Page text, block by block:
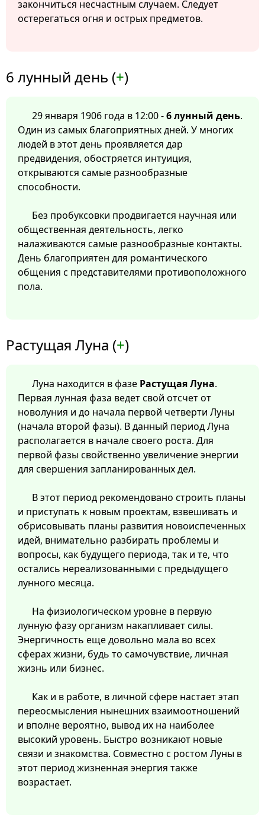
закончиться несчастным случаем. Следует
остерегаться огня и острых предметов.
6 лунный день (+)
29 января 1906 года в 12:00 -6 лунный день.
Один из самых благоприятных дней. У многих
людей в этот день проявляется дар
предвидения, обостряется интуиция,
открываются самые разнообразные
способности.
Без пробуксовки продвигается научная или
общественная деятельность, легко
налаживаются самые разнообразные контакты.
День благоприятен для романтического
общения с представителями противоположного
пола.
Растущая Луна (+)
Луна находится в фазе Растущая Луна.
Первая лунная фаза ведет свой отсчет от
новолуния и до начала первой четверти Луны
(начала второй фазы). В данный период Луна
располагается в начале своего роста. Для
первой фазы свойственно увеличение энергии
для свершения запланированных дел.
В этот период рекомендовано строить планы
и приступать к новым проектам, взвешивать и
обрисовывать планы развития новоиспеченных
идей, внимательно разбирать проблемы и
вопросы, как будущего периода, так и те, что
остались нереализованными с предыдущего
лунного месяца.
На физиологическом уровне в первую
лунную фазу организм накапливает силы.
Энергичность еще довольно мала во всех
сферах жизни, будь то самочувствие, личная
жизнь или бизнес.
Как и в работе, в личной сфере настает этап
переосмысления нынешних взаимоотношений
и вполне вероятно, вывод их на наиболее
высокий уровень. Быстро возникают новые
связи и знакомства. Совместно с ростом Луны в
этот период жизненная энергия также
возрастает.